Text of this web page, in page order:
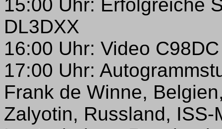
15:00 Uhr: Erfolgreiche
DL3DXX
16:00 Uhr: Video C98DC
17:00 Uhr:
Frank de Winne,
Zalyotin, Russland,